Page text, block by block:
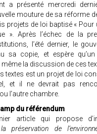
a présenté mercredi
mouture de sa réforme
projets de loi baptisé « Pour
». Après l’échec de la
l’été dernier, le
sa copie, et espère
la discussion de ces
textes est un projet de loi
et il ne devrait pas
l’autre chambre.
du référendum
article qui propose
la préservation de